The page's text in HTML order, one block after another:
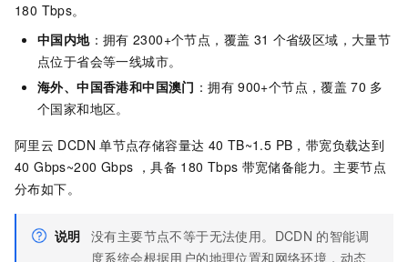
180 Tbps。
中国内地：拥有 2300+个节点，覆盖 31 个省级区域，大量节
点位于省会等一线城市。
海外、中国香港和中国澳门 ：拥有 900+个节点，覆盖 70 多
个国家和地区。
阿里云 DCDN 单节点存储容量达 40 TB~1.5 PB，带宽负载达到
40 Gbps~200 Gbps ，具备 180 Tbps 带宽储备能力。主要节点
分布如下。
说明 没有主要节点不等于无法使用。 DCDN 的智能调
度系统会根据用户的地理位置和网络环境，动态